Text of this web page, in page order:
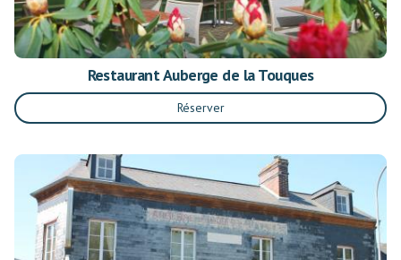
Restaurant Auberge de la Touques
Réserver